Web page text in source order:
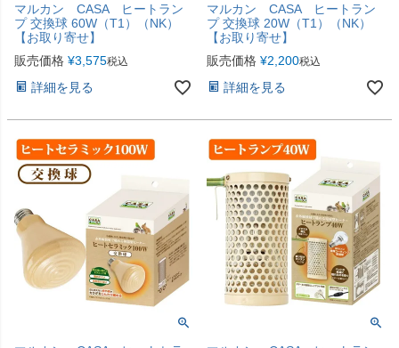
マルカン CASA ヒートラン
プ 交換球 60W（T1）（NK）
【お取り寄せ】
販売価格 ¥3,575税込
詳細を見る
マルカン CASA ヒートラン
プ 交換球 20W（T1）（NK）
【お取り寄せ】
販売価格 ¥2,200税込
詳細を見る